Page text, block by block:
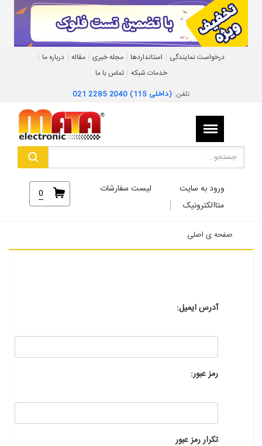
درخواست نمایندگی | استانداردها | مجله خبری | مقاله | درباره ما |
خدمات شبکه | تماس با ما
تلفن: 021 2285 2040 (داخلی 115)
ورود به سایت
متاالکترونیک
لیست سفارشات 0
صفحه ی اصلی
آدرس ایمیل:
رمز عبور:
تکرار رمز عبور